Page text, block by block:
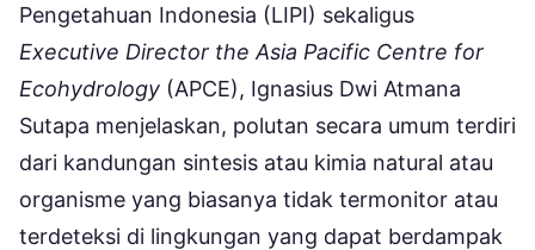
Pengetahuan Indonesia (LIPI) sekaligus
Executive Director the Asia Pacific Centre for
Ecohydrology (APCE), Ignasius Dwi Atmana
Sutapa menjelaskan, polutan secara umum terdiri
dari kandungan sintesis atau kimia natural atau
organisme yang biasanya tidak termonitor atau
terdeteksi di lingkungan yang dapat berdampak